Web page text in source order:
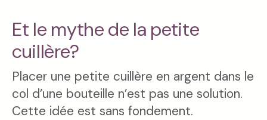
Et le mythe de la petite
cuillère?
Placer une petite cuillère en argent dans le
col d’une bouteille n’est pas une solution.
Cette idée est sans fondement.